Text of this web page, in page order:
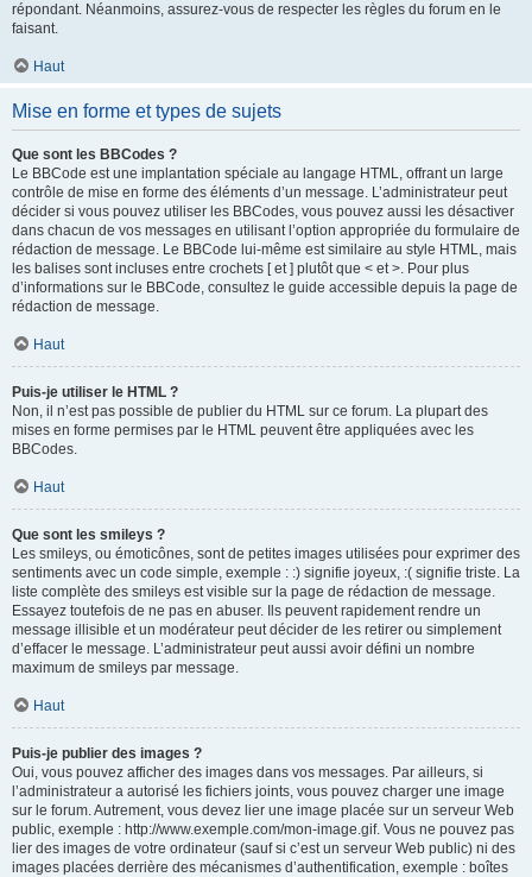
répondant. Néanmoins, assurez-vous de respecter les règles du forum en le
faisant.
Haut
Mise en forme et types de sujets
Que sont les BBCodes ?
Le BBCode est une implantation spéciale au langage HTML, offrant un large
contrôle de mise en forme des éléments d’un message. L’administrateur peut
décider si vous pouvez utiliser les BBCodes, vous pouvez aussi les désactiver
dans chacun de vos messages en utilisant l’option appropriée du formulaire de
rédaction de message. Le BBCode lui-même est similaire au style HTML, mais
les balises sont incluses entre crochets [ et ] plutôt que < et >. Pour plus
d’informations sur le BBCode, consultez le guide accessible depuis la page de
rédaction de message.
Haut
Puis-je utiliser le HTML ?
Non, il n’est pas possible de publier du HTML sur ce forum. La plupart des
mises en forme permises par le HTML peuvent être appliquées avec les
BBCodes.
Haut
Que sont les smileys ?
Les smileys, ou émoticônes, sont de petites images utilisées pour exprimer des
sentiments avec un code simple, exemple : :) signifie joyeux, :( signifie triste. La
liste complète des smileys est visible sur la page de rédaction de message.
Essayez toutefois de ne pas en abuser. Ils peuvent rapidement rendre un
message illisible et un modérateur peut décider de les retirer ou simplement
d’effacer le message. L’administrateur peut aussi avoir défini un nombre
maximum de smileys par message.
Haut
Puis-je publier des images ?
Oui, vous pouvez afficher des images dans vos messages. Par ailleurs, si
l’administrateur a autorisé les fichiers joints, vous pouvez charger une image
sur le forum. Autrement, vous devez lier une image placée sur un serveur Web
public, exemple : http://www.exemple.com/mon-image.gif. Vous ne pouvez pas
lier des images de votre ordinateur (sauf si c’est un serveur Web public) ni des
images placées derrière des mécanismes d’authentification, exemple : boîtes